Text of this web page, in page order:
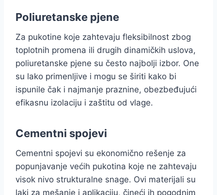
Poliuretanske pjene
Za pukotine koje zahtevaju fleksibilnost zbog
toplotnih promena ili drugih dinamičkih uslova,
poliuretanske pjene su često najbolji izbor. One
su lako primenljive i mogu se širiti kako bi
ispunile čak i najmanje praznine, obezbeđujući
efikasnu izolaciju i zaštitu od vlage.
Cementni spojevi
Cementni spojevi su ekonomično rešenje za
popunjavanje većih pukotina koje ne zahtevaju
visok nivo strukturalne snage. Ovi materijali su
laki za mešanje i aplikaciju, čineći ih pogodnim